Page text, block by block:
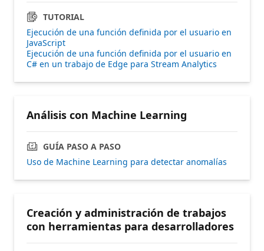
TUTORIAL
Ejecución de una función definida por el usuario en
JavaScript
Ejecución de una función definida por el usuario en
C# en un trabajo de Edge para Stream Analytics
Análisis con Machine Learning
GUÍA PASO A PASO
Uso de Machine Learning para detectar anomalías
Creación y administración de trabajos
con herramientas para desarrolladores